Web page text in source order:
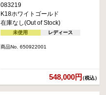
083219
K18ホワイトゴールド
在庫なし(Out of Stock)
未使用 レディース
商品No. 650922001
548,000円（税込）